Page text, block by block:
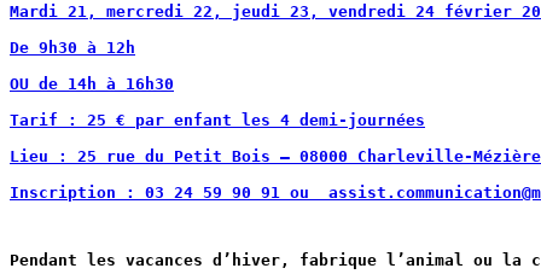
Mardi 21, mercredi 22, jeudi 23, vendredi 24 février
De 9h30 à 12h
OU de 14h à 16h30
Tarif : 25 € par enfant les 4 demi-journées
Lieu : 25 rue du Petit Bois – 08000 Charleville-
Inscription : 03 24 59 90 91 ou
Pendant les vacances d’hiver, fabrique l’animal ou